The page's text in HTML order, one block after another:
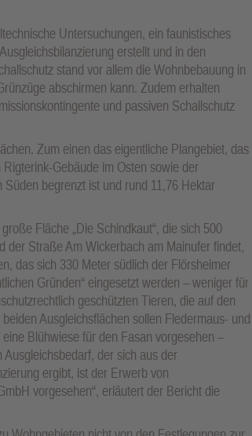
Untersuchungen, ein faunistisches
erstellt und in den
stand vor allem die Wohnbebauung in
abschirmen kann. Zudem erhalten
und passiven Schallschutz
Zum einen das eigentliche Plangebiet, das
Gebäude im Osten sowie der
begrenzt ist und rund 11,76 Hektar
Fläche „Die Schindkaut“, die sich 500
der Straße Am Wickerbach am Mainufer findet,
das sich 330 Meter südlich der Flörsheimer
Gründen“ eingesetzt werden – weniger für
geschützten Tieren, die auf den
Ausgleichsflächen sollen Fledermaus- und
Blühwiese für den Fasan vorgesehen –
der sich aus der
ergibt, ist der Erwerb von
vorgesehen“, erläutert der Bericht die